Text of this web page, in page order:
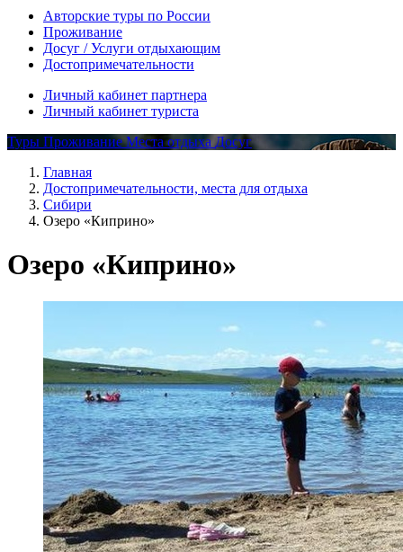
Авторские туры по России
Проживание
Досуг / Услуги отдыхающим
Достопримечательности
Личный кабинет партнера
Личный кабинет туриста
Туры ПроживаниеМеста отдыха Досуг
Главная
Достопримечательности, места для отдыха
Сибири
Озеро «Киприно»
Озеро «Киприно»